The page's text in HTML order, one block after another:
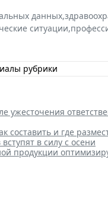
данных,
ситуации,
рубрики
ужесточения
составить и где
в силу с осени
продукции